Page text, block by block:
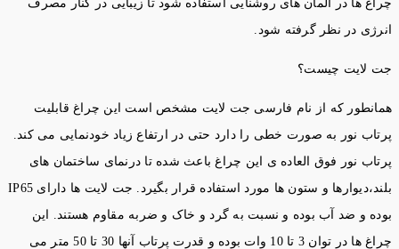
چراغ ها در المان های روشنایی استفاده شود تا زیبایی در کنار مصرف
انرژی در نظر گرفته شود.
جت لایت چیست؟
همانطور که از نام فارسی جت لایت مشخص است این چراغ قابلیت
پرتاب نور به صورت خطی را دارد حتی در ارتفاع زیاد خودنمایی می کند.
پرتاب نور فوق العاده ی این چراغ باعث شده تا درنمای ساختمان های
بلند،دیوارها و ستون ها مورد استفاده قرار بگیرد. جت لایت ها دارای IP65
بوده و ضد آب بوده و نسبت به گرد و خاک و ضربه مقاوم هستند. این
چراغ ها در توان 3 تا 10 وات بوده و قدرت پرتاب آنها 30 تا 50 متر می